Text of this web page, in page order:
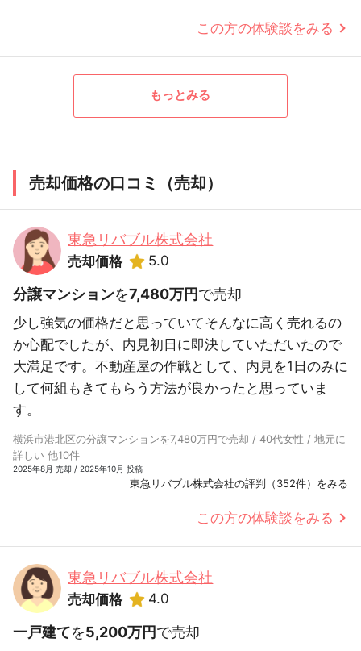
この方の体験談をみる
もっとみる
売却価格の口コミ（売却）
東急リバブル株式会社
売却価格 5.0
分譲マンションを7,480万円で売却
少し強気の価格だと思っていてそんなに高く売れるの
か心配でしたが、内見初日に即決していただいたので
大満足です。不動産屋の作戦として、内見を1日のみに
して何組もきてもらう方法が良かったと思っていま
す。
横浜市港北区の分譲マンションを7,480万円で売却 / 40代女性 / 地元に
詳しい 他10件
2025年8月 売却 / 2025年10月 投稿
東急リバブル株式会社の評判（352件）をみる
この方の体験談をみる
東急リバブル株式会社
売却価格 4.0
一戸建てを5,200万円で売却